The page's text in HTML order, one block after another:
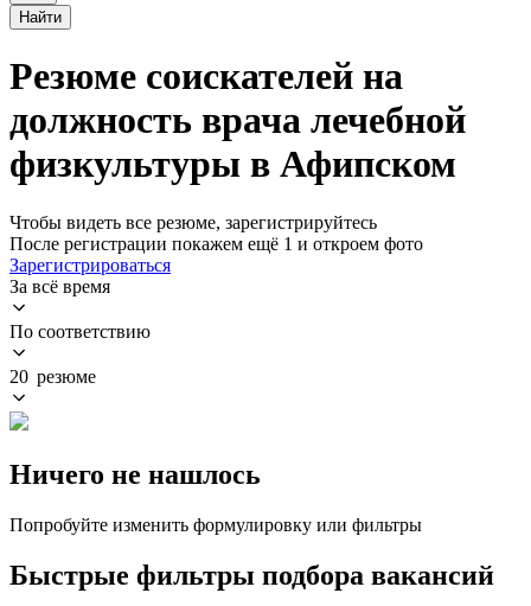
Найти
Резюме соискателей на
должность врача лечебной
физкультуры в Афипском
Чтобы видеть все резюме, зарегистрируйтесь
После регистрации покажем ещё 1 и откроем фото
Зарегистрироваться
За всё время
По соответствию
20 резюме
Ничего не нашлось
Попробуйте изменить формулировку или фильтры
Быстрые фильтры подбора вакансий